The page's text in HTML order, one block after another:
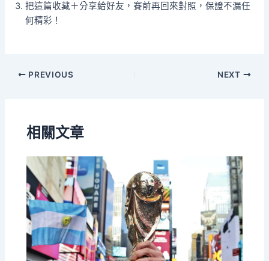
把這篇收藏＋分享給好友，賽前再回來對照，保證不漏任
何精彩！
PREVIOUS NEXT
相關文章